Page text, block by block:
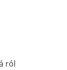
ról